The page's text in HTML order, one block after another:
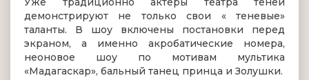
демонстрируют не только свои « теневые»
таланты. В шоу включены постановки перед
экраном, а именно акробатические номера,
неоновое шоу по мотивам мультика
«Мадагаскар», бальный танец принца и Золушки.